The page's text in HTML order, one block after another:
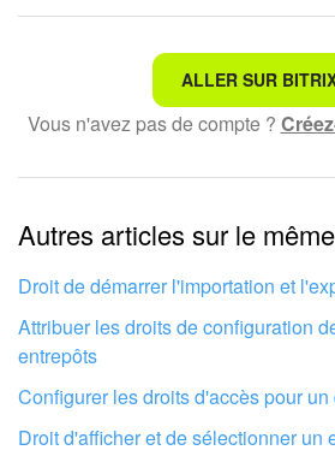
Ce n'est pas ce que je recherche
Texte compliqué et
Les informations sont obsolètes
Trop court, j'ai besoin de plus
Je n'aime pas comment cet outil
ALLER SUR
Vous n'avez pas de compte ?
Autres articles sur le
Droit de démarrer l'importation et
Attribuer les droits de configuration
entrepôts
Configurer les droits d'accès pour
Droit d'afficher et de sélectionner un